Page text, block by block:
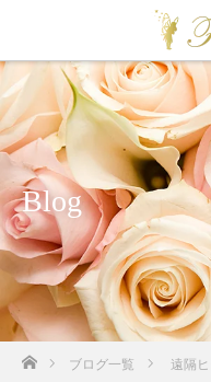
Blog
ホームブログ一覧 遠隔